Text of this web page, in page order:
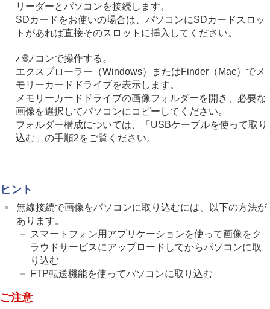
リーダーとパソコンを接続します。
SDカードをお使いの場合は、パソコンにSDカードスロッ
トがあれば直接そのスロットに挿入してください。
パソコンで操作する。
エクスプローラー（Windows）またはFinder（Mac）でメ
モリーカードドライブを表示します。
メモリーカードドライブの画像フォルダーを開き、必要な
画像を選択してパソコンにコピーしてください。
フォルダー構成については、「USBケーブルを使って取り
込む」の手順2をご覧ください。
ヒント
無線接続で画像をパソコンに取り込むには、以下の方法が
あります。
スマートフォン用アプリケーションを使って画像をク
ラウドサービスにアップロードしてからパソコンに取
り込む
FTP転送機能を使ってパソコンに取り込む
ご注意